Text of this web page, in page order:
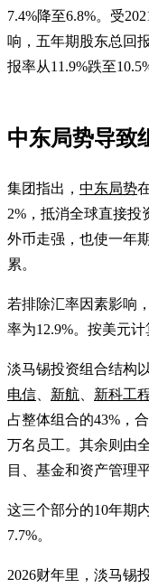
7.4%降至6.8%。受
响，五年期股东总回
报率从11.9%跌至
中东局势导致
集团指出， 中东局势
2%，抵消全球直接
外币走强，也使一年
累。
若排除汇率因素影响
率为12.9%。按美元计
淡马锡投资组合结构
电信
新航 新科工
占整体组合的43%，
万名员工。其余则由
目、基金和资产管理
这三个部分的10年期
7.7%。
2026财年里，淡马锡